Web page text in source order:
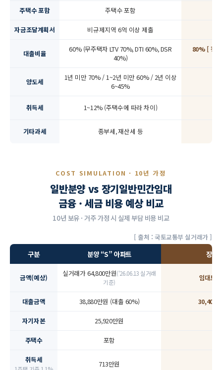
주택수 포함 주택수 포함
자금조달계획서 비규제지역 6억 이상 제출
대출비율
60% (무주택자 LTV 70%, DTI 60%, DSR
40%)
80% [ 청
양도세
1년 미만 70% / 1~2년 미만 60% / 2년 이상
6~45%
취득세 1~12% (주택수에 따라 차이)
기타과세 종부세, 재산세 등
COST SIMULATION · 10년 가정
일반분양 vs 장기일반민간임대
금융 · 세금 비용 예상 비교
10년 보유 · 거주 가정 시 실제 부담 비용 비교
[ 출처 : 국토교통부 실거래가 ]
구분 분양 “S” 아파트 장기
금액(예상) 실거래가 64,800만원('26.06.13 실거래
기준)
임대보
대출금액 38,880만원 (대출 60%) 30,400
자기자본 25,920만원
주택수 포함
취득세 713만원